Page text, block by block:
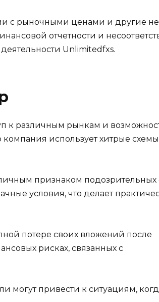
с рыночными ценами и другие
отчетности и
Unlimitedfxs.
к различным рынкам и
компания использует хитрые
признаком подозрительных
условия, что делает
потере своих вложений после
рисках, связанных с
могут привести к ситуациям,